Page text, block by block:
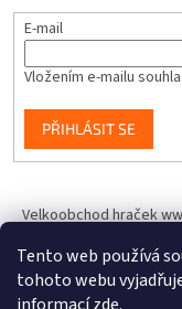
Tento web používá
tohoto webu
E-mail
Vložením e-mailu
PŘIHLÁSIT SE
Velkoobchod hraček